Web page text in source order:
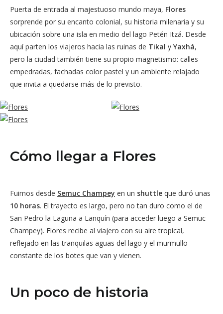
Puerta de entrada al majestuoso mundo maya, Flores
sorprende por su encanto colonial, su historia milenaria y su
ubicación sobre una isla en medio del lago Petén Itzá. Desde
aquí parten los viajeros hacia las ruinas de Tikal y Yaxhá,
pero la ciudad también tiene su propio magnetismo: calles
empedradas, fachadas color pastel y un ambiente relajado
que invita a quedarse más de lo previsto.
Cómo llegar a Flores
Fuimos desde Semuc Champey en un shuttle que duró unas
10 horas. El trayecto es largo, pero no tan duro como el de
San Pedro la Laguna a Lanquín (para acceder luego a Semuc
Champey). Flores recibe al viajero con su aire tropical,
reflejado en las tranquilas aguas del lago y el murmullo
constante de los botes que van y vienen.
Un poco de historia